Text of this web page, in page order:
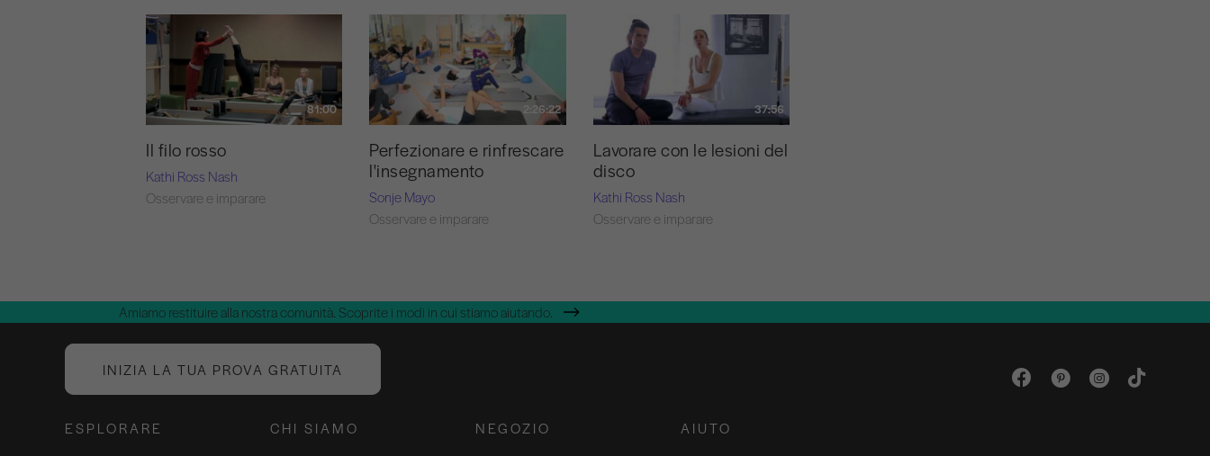
81:00
Il filo rosso
Kathi Ross Nash
Osservare e imparare
2:26:22
Perfezionare e rinfrescare
l'insegnamento
Sonje Mayo
Osservare e imparare
37:56
Lavorare con le lesioni del
disco
Kathi Ross Nash
Osservare e imparare
Amiamo restituire alla nostra comunità. Scoprite i modi in cui stiamo aiutando.
INIZIA LA TUA PROVA GRATUITA
ESPLORARE CHI SIAMO NEGOZIO AIUTO